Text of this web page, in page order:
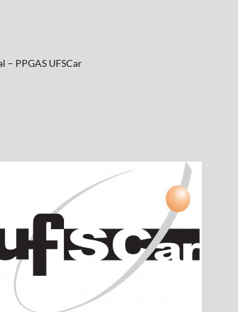
– PPGAS UFSCar